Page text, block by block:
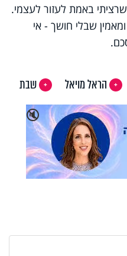
באמת לעזור לעצמי.
שבלי חושך - אי
הראל מויאל
שבת
🔇